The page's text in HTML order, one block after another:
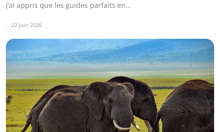
j’ai appris que les guides parfaits en…
22 juin 2026